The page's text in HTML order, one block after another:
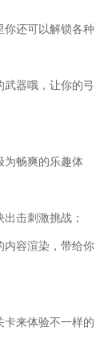
你还可以解锁各种
器哦，让你的弓
为畅爽的乐趣体
击刺激挑战；
内容渲染，带给你
卡来体验不一样的